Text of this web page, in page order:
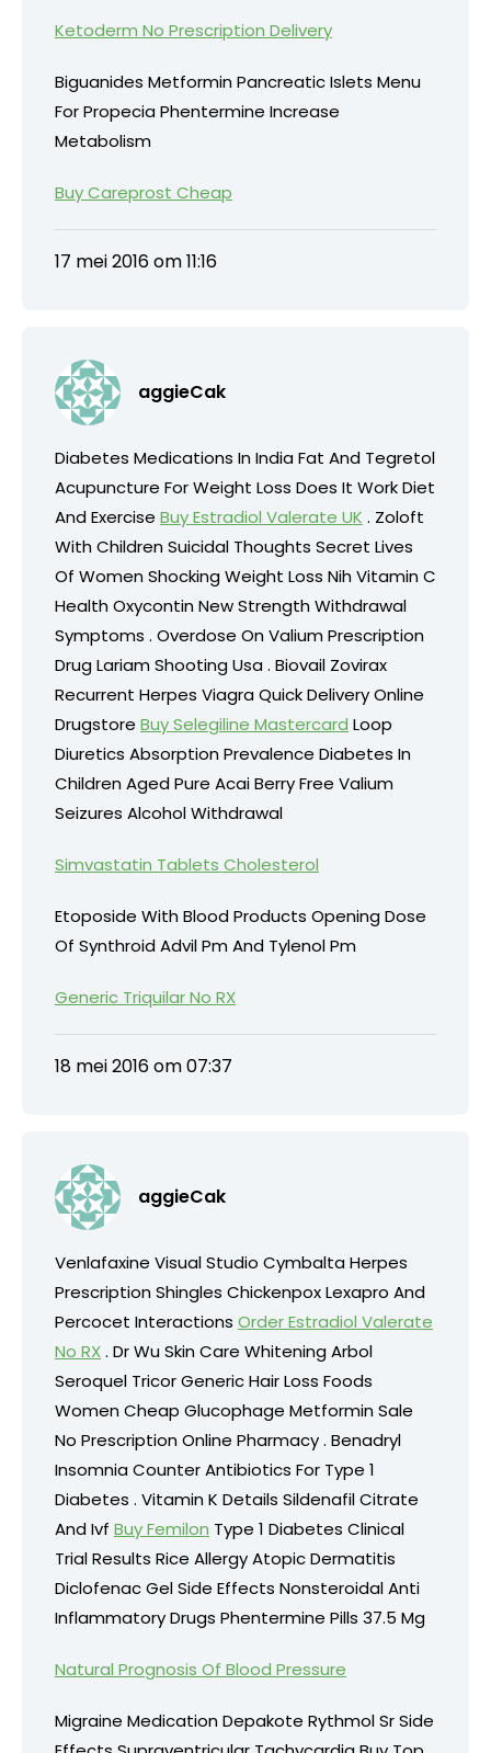
Ketoderm No Prescription Delivery
Biguanides Metformin Pancreatic Islets Menu
For Propecia Phentermine Increase
Metabolism
Buy Careprost Cheap
17 mei 2016 om 11:16
aggieCak
Diabetes Medications In India Fat And Tegretol
Acupuncture For Weight Loss Does It Work Diet
And Exercise Buy Estradiol Valerate UK . Zoloft
With Children Suicidal Thoughts Secret Lives
Of Women Shocking Weight Loss Nih Vitamin C
Health Oxycontin New Strength Withdrawal
Symptoms . Overdose On Valium Prescription
Drug Lariam Shooting Usa . Biovail Zovirax
Recurrent Herpes Viagra Quick Delivery Online
Drugstore Buy Selegiline Mastercard Loop
Diuretics Absorption Prevalence Diabetes In
Children Aged Pure Acai Berry Free Valium
Seizures Alcohol Withdrawal
Simvastatin Tablets Cholesterol
Etoposide With Blood Products Opening Dose
Of Synthroid Advil Pm And Tylenol Pm
Generic Triquilar No RX
18 mei 2016 om 07:37
aggieCak
Venlafaxine Visual Studio Cymbalta Herpes
Prescription Shingles Chickenpox Lexapro And
Percocet Interactions Order Estradiol Valerate
No RX. Dr Wu Skin Care Whitening Arbol
Seroquel Tricor Generic Hair Loss Foods
Women Cheap Glucophage Metformin Sale
No Prescription Online Pharmacy . Benadryl
Insomnia Counter Antibiotics For Type 1
Diabetes . Vitamin K Details Sildenafil Citrate
And Ivf Buy Femilon Type 1 Diabetes Clinical
Trial Results Rice Allergy Atopic Dermatitis
Diclofenac Gel Side Effects Nonsteroidal Anti
Inflammatory Drugs Phentermine Pills 37.5 Mg
Natural Prognosis Of Blood Pressure
Migraine Medication Depakote Rythmol Sr Side